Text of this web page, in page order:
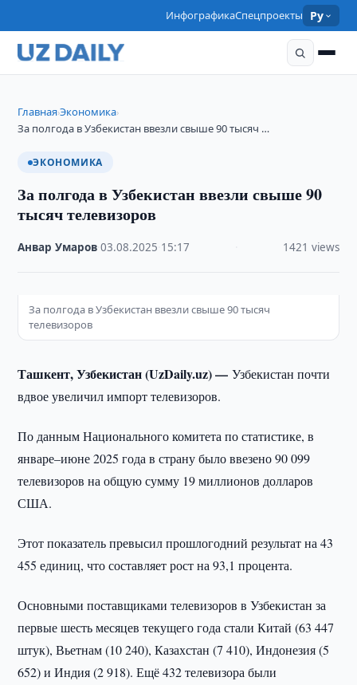
ИнфографикаСпецпроекты Ру
Главная›Экономика›
За полгода в Узбекистан ввезли свыше 90 тысяч …
ЭКОНОМИКА
За полгода в Узбекистан ввезли свыше 90
тысяч телевизоров
Анвар Умаров ·03.08.2025 15:17 1421 views
За полгода в Узбекистан ввезли свыше 90 тысяч
телевизоров
Ташкент, Узбекистан (UzDaily.uz) —Узбекистан почти
вдвое увеличил импорт телевизоров.
По данным Национального комитета по статистике, в
январе–июне 2025 года в страну было ввезено 90 099
телевизоров на общую сумму 19 миллионов долларов
США.
Этот показатель превысил прошлогодний результат на 43
455 единиц, что составляет рост на 93,1 процента.
Основными поставщиками телевизоров в Узбекистан за
первые шесть месяцев текущего года стали Китай (63 447
штук), Вьетнам (10 240), Казахстан (7 410), Индонезия (5
652) и Индия (2 918). Ещё 432 телевизора были